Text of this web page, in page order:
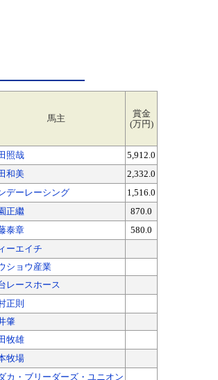
馬主
賞金
(万円)
照哉
5,912.0
和美
2,332.0
デーレーシング
1,516.0
正繼
870.0
泰章
580.0
ーエイチ
ショウ産業
レースホース
正則
肇
牧雄
牧場
カ・ブリーダーズ・ユニオン